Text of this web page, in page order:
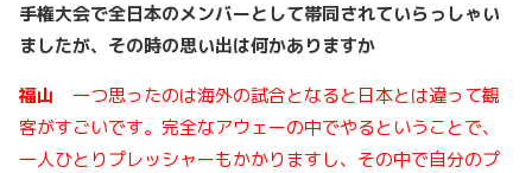
手権大会で全日本のメンバーとして帯同されていらっしゃい
ましたが、その時の思い出は何かありますか
福山 一つ思ったのは海外の試合となると日本とは違って観
客がすごいです。完全なアウェーの中でやるということで、
一人ひとりプレッシャーもかかりますし、その中で自分のプ